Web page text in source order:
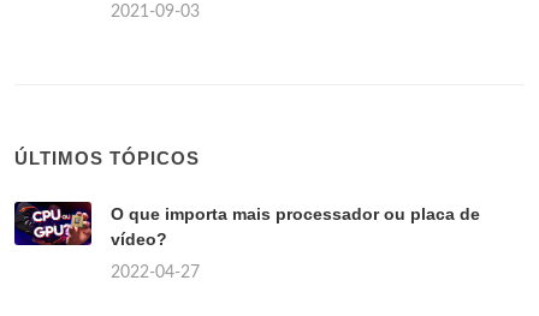
2021-09-03
ÚLTIMOS TÓPICOS
O que importa mais processador ou placa de
vídeo?
2022-04-27